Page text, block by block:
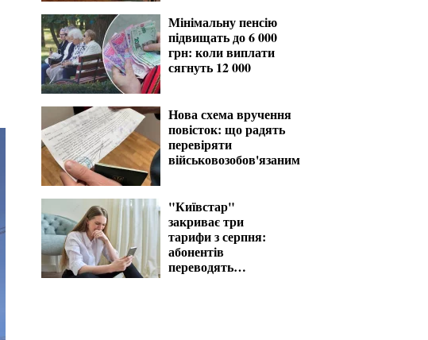
Мінімальну пенсію
підвищать до 6 000
грн: коли виплати
сягнуть 12 000
Нова схема вручення
повісток: що радять
перевіряти
військовозобов'язаним
"Київстар"
закриває три
тарифи з серпня:
абонентів
переводять